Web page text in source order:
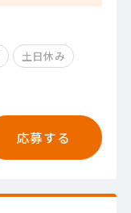
土日休み
応募する